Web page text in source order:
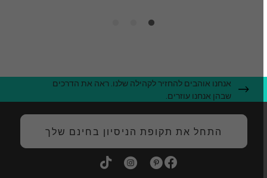
אנחנו אוהבים להחזיר לקהילה שלנו. ראה את הדרכים
שבהן אנחנו עוזרים.
התחל את תקופת הניסיון בחינם שלך